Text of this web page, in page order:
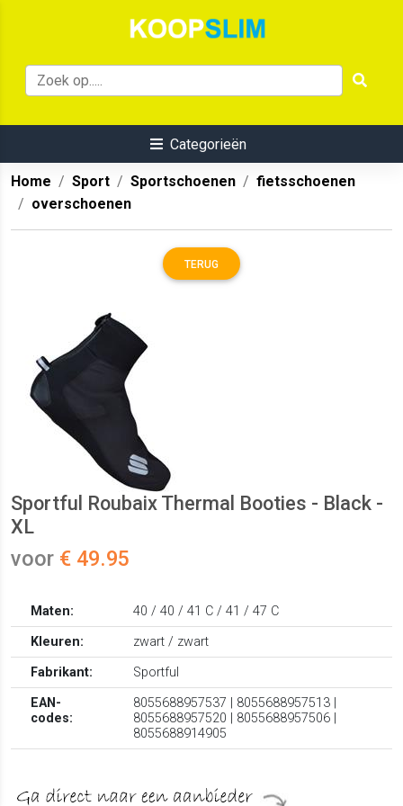
Categorieën
Home Sport Sportschoenen
fietsschoenen
overschoenen
TERUG
Sportful Roubaix Thermal Booties - Black -
XL
voor € 49.95
Maten:
40 / 40 / 41 C / 41 / 47 C
Kleuren:
zwart / zwart
Fabrikant:
Sportful
EAN-
codes:
8055688957537 | 8055688957513 |
8055688957520 | 8055688957506 |
8055688914905